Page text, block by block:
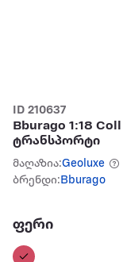
ID 210637
Bburago 1:18
ტრანსპორტი
მაღაზია:Geoluxe
ბრენდი: Bburago
ფერი